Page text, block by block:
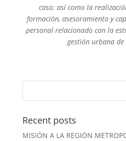
caso; así como la
formación, asesoramiento y
personal relacionado con la
gestión urbana de
Recent posts
MISIÓN A LA REGIÓN